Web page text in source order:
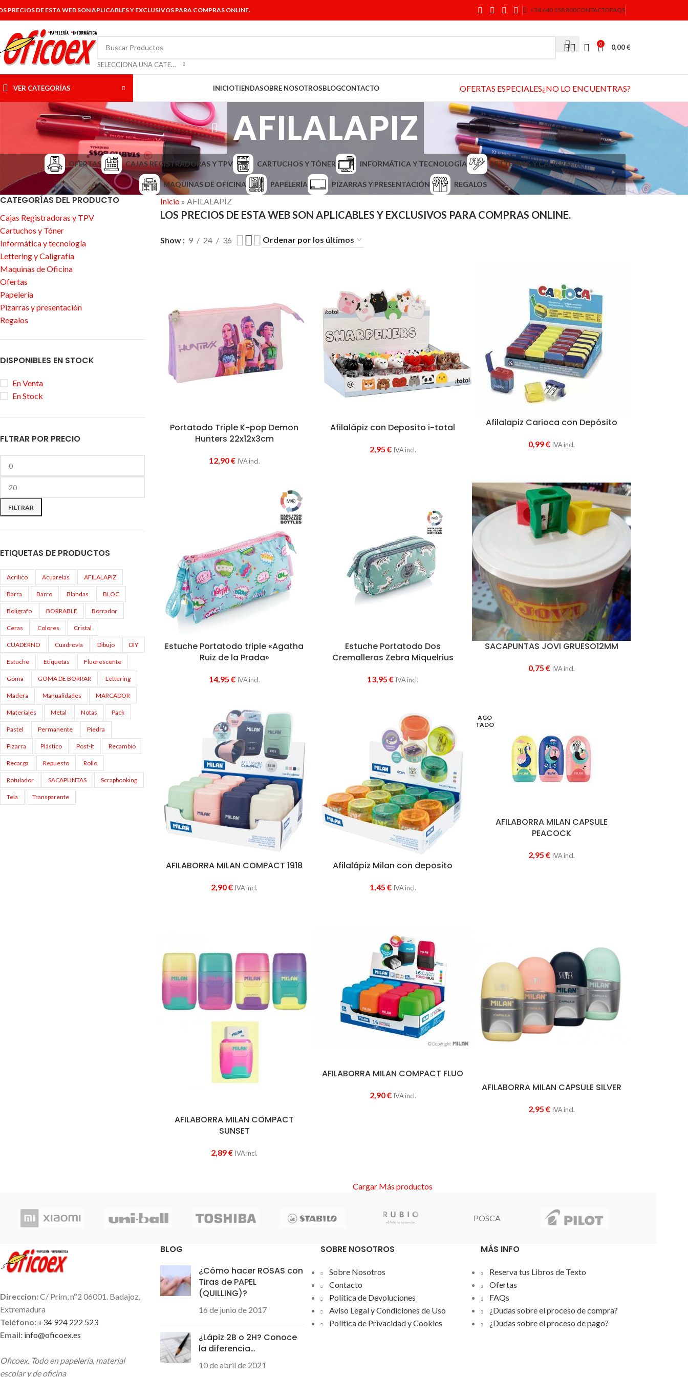
PRECIOS DE ESTA WEB SON APLICABLES Y EXCLUSIVOS PARA COMPRAS ONLINE. +34 640 158 800CONTACTOFAQS
SELECCIONA UNA CATEGORÍA
0 0,00€
VER CATEGORÍAS INICIOTIENDASOBRE NOSOTROSBLOGCONTACTO OFERTAS ESPECIALES¿NO LO ENCUENTRAS?
AFILALAPIZ
OFERTAS CAJAS REGISTRADORAS Y TPV CARTUCHOS Y TÓNER INFORMÁTICA Y TECNOLOGÍA LETTERING Y CALIGRAFÍA
MAQUINAS DE OFICINA PAPELERÍA PIZARRAS Y PRESENTACIÓN REGALOS
CATEGORÍAS DEL PRODUCTO
Cajas Registradoras y TPV
Cartuchos y Tóner
Informática y tecnología
Lettering y Caligrafía
Maquinas de Oficina
Ofertas
Papelería
Pizarras y presentación
Regalos
DISPONIBLES EN STOCK
En Venta
En Stock
FLTRAR POR PRECIO
FILTRAR
ETIQUETAS DE PRODUCTOS
Acrilico Acuarelas AFILALAPIZ
Barra Barro Blandas BLOC
Boligrafo BORRABLE Borrador
Ceras Colores Cristal
CUADERNO Cuadrovía Dibujo DIY
Estuche Etiquetas Fluorescente
Goma GOMA DE BORRAR Lettering
Madera Manualidades MARCADOR
Materiales Metal Notas Pack
Pastel Permanente Piedra
Pizarra Plástico Post-It Recambio
Recarga Repuesto Rollo
Rotulador SACAPUNTAS Scrapbooking
Tela Transparente
Inicio» AFILALAPIZ
LOS PRECIOS DE ESTA WEB SON APLICABLES Y EXCLUSIVOS PARA COMPRAS ONLINE.
Show 9 24 36
Portatodo Triple K-pop Demon
Hunters 22x12x3cm
12,90€ IVA incl.
Afilalápiz con Deposito i-total
2,95 € IVA incl.
Afilalapiz Carioca con Depósito
0,99€ IVA incl.
Estuche Portatodo triple «Agatha
Ruiz de la Prada»
14,95 € IVA incl.
Estuche Portatodo Dos
Cremalleras Zebra Miquelrius
13,95€ IVA incl.
SACAPUNTAS JOVI GRUESO12MM
0,75 € IVA incl.
AFILABORRA MILAN COMPACT 1918
2,90€ IVA incl.
Afilalápiz Milan con deposito
1,45 € IVA incl.
AGO
TADO
AFILABORRA MILAN CAPSULE
PEACOCK
2,95 € IVA incl.
AFILABORRA MILAN COMPACT
SUNSET
2,89€ IVA incl.
AFILABORRA MILAN COMPACT FLUO
2,90€ IVA incl.
AFILABORRA MILAN CAPSULE SILVER
2,95 € IVA incl.
Cargar Más productos
POSCA
Direccion:C/ Prim, nº2 06001. Badajoz,
Extremadura
Teléfono: +34 924 222 523
Email: info@oficoex.es
Oficoex. Todo en papelería, material
escolar y de oficina
BLOG
¿Cómo hacer ROSAS con
Tiras de PAPEL
(QUILLING)?
16 de junio de 2017
¿Lápiz 2B o 2H? Conoce
la diferencia…
10 de abril de 2021
SOBRE NOSOTROS
Sobre Nosotros
Contacto
Política de Devoluciones
Aviso Legal y Condiciones de Uso
Política de Privacidad y Cookies
MÁS INFO
Reserva tus Libros de Texto
Ofertas
FAQs
¿Dudas sobre el proceso de compra?
¿Dudas sobre el proceso de pago?